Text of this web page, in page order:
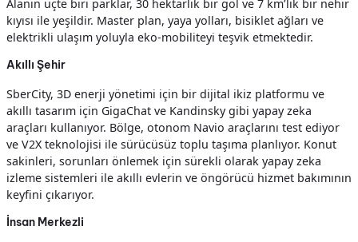
Alanın üçte biri parklar, 30 hektarlık bir göl ve 7 km’lik bir nehir
kıyısı ile yeşildir. Master plan, yaya yolları, bisiklet ağları ve
elektrikli ulaşım yoluyla eko-mobiliteyi teşvik etmektedir.
Akıllı Şehir
SberCity, 3D enerji yönetimi için bir dijital ikiz platformu ve
akıllı tasarım için GigaChat ve Kandinsky gibi yapay zeka
araçları kullanıyor. Bölge, otonom Navio araçlarını test ediyor
ve V2X teknolojisi ile sürücüsüz toplu taşıma planlıyor. Konut
sakinleri, sorunları önlemek için sürekli olarak yapay zeka
izleme sistemleri ile akıllı evlerin ve öngörücü hizmet bakımının
keyfini çıkarıyor.
İnsan Merkezli